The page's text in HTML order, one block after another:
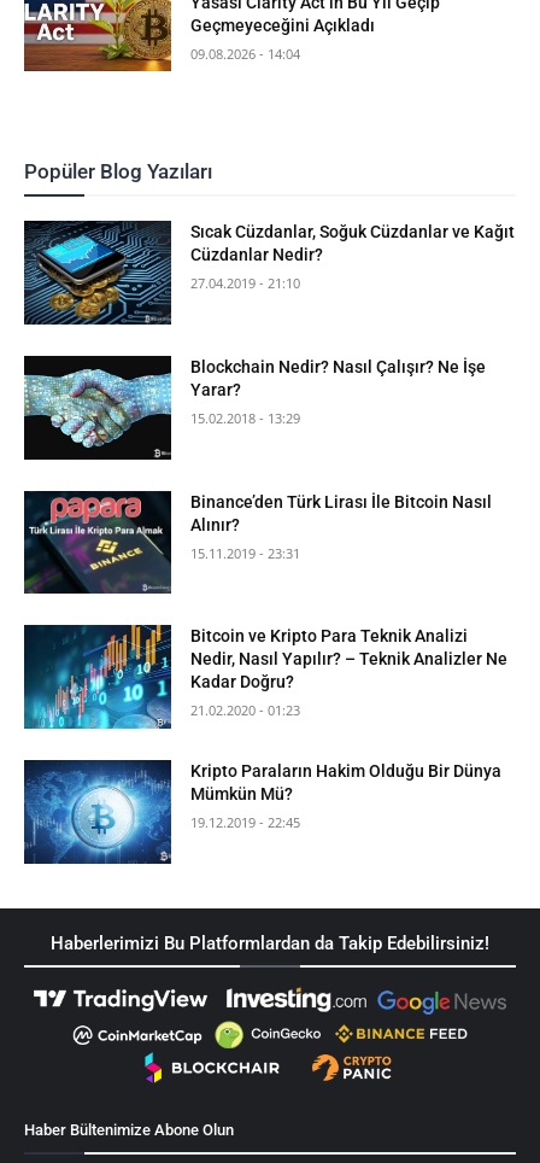
Geçmeyeceğini Açıkladı
09.08.2026 - 14:04
Popüler Blog Yazıları
Sıcak Cüzdanlar, Soğuk Cüzdanlar ve Kağıt
Cüzdanlar Nedir?
27.04.2019 - 21:10
Blockchain Nedir? Nasıl Çalışır? Ne İşe
Yarar?
15.02.2018 - 13:29
Binance’den Türk Lirası İle Bitcoin Nasıl
Alınır?
15.11.2019 - 23:31
Bitcoin ve Kripto Para Teknik Analizi
Nedir, Nasıl Yapılır? – Teknik Analizler Ne
Kadar Doğru?
21.02.2020 - 01:23
Kripto Paraların Hakim Olduğu Bir Dünya
Mümkün Mü?
19.12.2019 - 22:45
Haberlerimizi Bu Platformlardan da Takip Edebilirsiniz!
Haber Bültenimize Abone Olun